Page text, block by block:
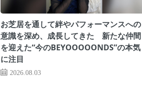
お芝居を通して絆やパフォーマンスへの
意識を深め、成長してきた 新たな仲間
を迎えた“今のBEYOOOOONDS”の本気
に注目
2026.08.03